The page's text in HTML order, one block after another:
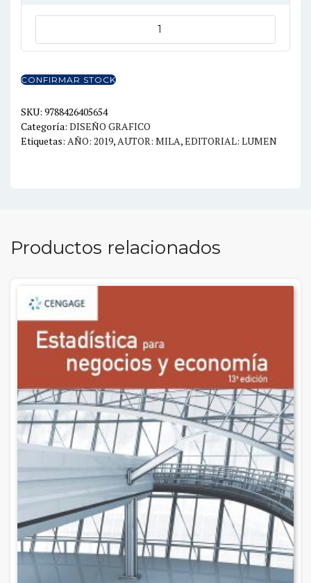
GUÍA
DISEÑO
cantidad
CONFIRMAR STOCK
SKU: 9788426405654
Categoría: DISEÑO GRAFICO
Etiquetas: AÑO: 2019, AUTOR: MILA,EDITORIAL: LUMEN
Productos relacionados